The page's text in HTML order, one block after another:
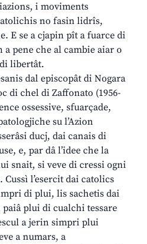
i moviments
no fasin lidrîs,
E se a cjapin pît a fuarce di
pene che al cambie aiar o
libertât.
dal episcopât di Nogara
di chel di Zaffonato (1956-
ossessive, sfuarçade,
su l’Azion
ducj, dai canais di
e, par dâ l’idee che la
snait, si veve di cressi ogni
l’esercit dai catolics
di plui, lis sachetis dai
plui di cualchi tessare
a jerin simpri plui
a numars, a